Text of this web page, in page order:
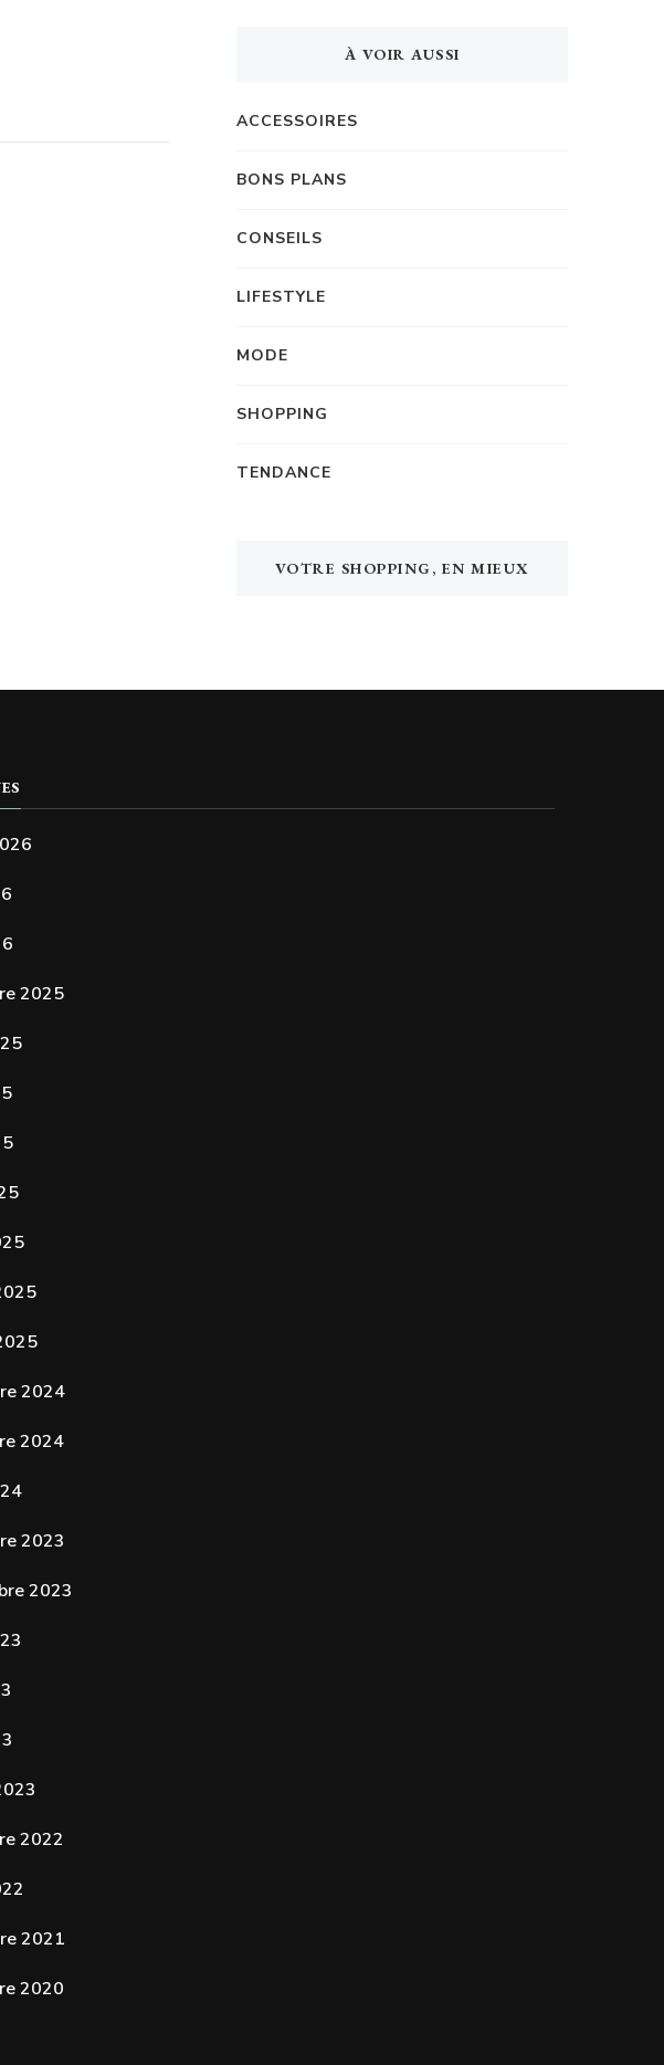
À VOIR AUSSI
ACCESSOIRES
BONS PLANS
CONSEILS
LIFESTYLE
MODE
SHOPPING
TENDANCE
VOTRE SHOPPING, EN MIEUX
2025
2024
2024
2023
2023
2022
2021
2020